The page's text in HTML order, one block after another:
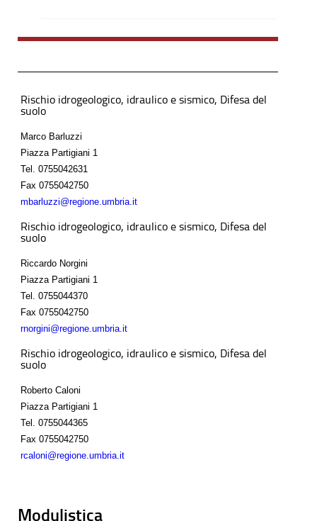
Rischio idrogeologico, idraulico e sismico, Difesa del
suolo
Marco Barluzzi
Piazza Partigiani 1
Tel.
0755042631
Fax 0755042750
mbarluzzi@regione.umbria.it
Rischio idrogeologico, idraulico e sismico, Difesa del
suolo
Riccardo Norgini
Piazza Partigiani 1
Tel.
0755044370
Fax 0755042750
rnorgini@regione.umbria.it
Rischio idrogeologico, idraulico e sismico, Difesa del
suolo
Roberto Caloni
Piazza Partigiani 1
Tel.
0755044365
Fax 0755042750
rcaloni@regione.umbria.it
Modulistica